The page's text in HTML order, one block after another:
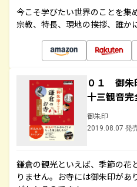
今こそ学びたい世界のことを集
宗教、特長、現地の挨拶、誰か
０１ 御朱
十三観音
御朱印
2019.08.07 発
鎌倉の観光といえば、季節の花
りません。お寺には御朱印があ